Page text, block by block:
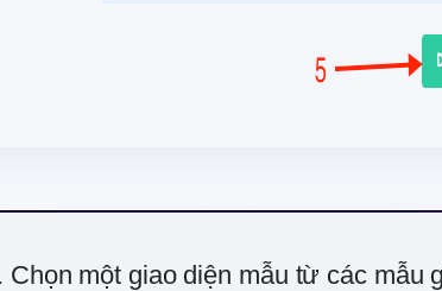
Chọn một giao diện mẫu từ các mẫu